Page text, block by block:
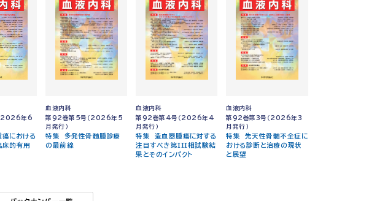
2026年6
における
床的有用
血液内科
第92巻第5号（2026年5
月発行）
特集 多発性骨髄腫診療
の最前線
血液内科
第92巻第4号（2026年4
月発行）
特集 造血器腫瘍に対する
注目すべき第III相試験結
果とそのインパクト
血液内科
第92巻第3号（2026年3
月発行）
特集 先天性骨髄不全症に
おける診断と治療の現状
と展望